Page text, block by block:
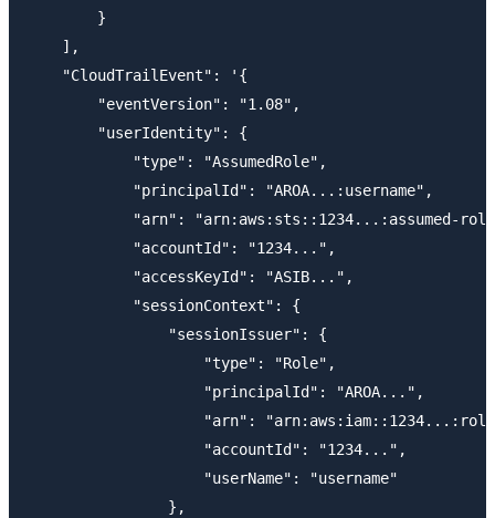
        }
    ],
    "CloudTrailEvent": '{
        "eventVersion": "1.08",
        "userIdentity": {
            "type": "AssumedRole",
            "principalId": "AROA...:username",
"arn": "arn:aws:sts::1234...:assumed-
            "accountId": "1234...",
            "accessKeyId": "ASIB...",
            "sessionContext": {
                "sessionIssuer": {
                    "type": "Role",
                    "principalId": "AROA...",
"arn":
                    "accountId": "1234...",
                    "userName": "username"
                },